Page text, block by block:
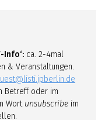
Info‘: ca. 2-4mal
& Veranstaltungen.
Betreff oder im
Wort unsubscribe im